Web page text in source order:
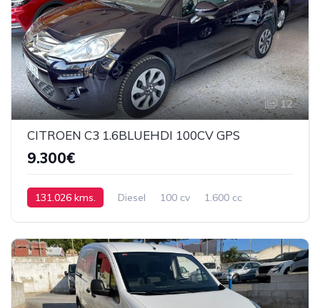
12
CITROEN C3 1.6BLUEHDI 100CV GPS
9.300€
131.026 kms. Diesel 100 cv
1.600 cc